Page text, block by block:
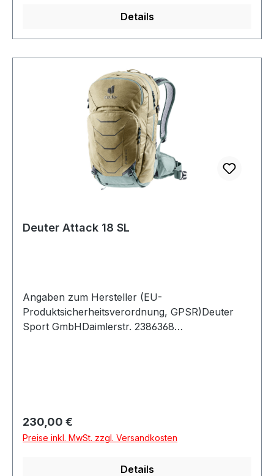
Details
Deuter Attack 18 SL
Angaben zum Hersteller (EU-
Produktsicherheitsverordnung, GPSR)Deuter
Sport GmbHDaimlerstr. 2386368
Regulärer Preis:
230,00 €
Preise inkl. MwSt. zzgl. Versandkosten
Details